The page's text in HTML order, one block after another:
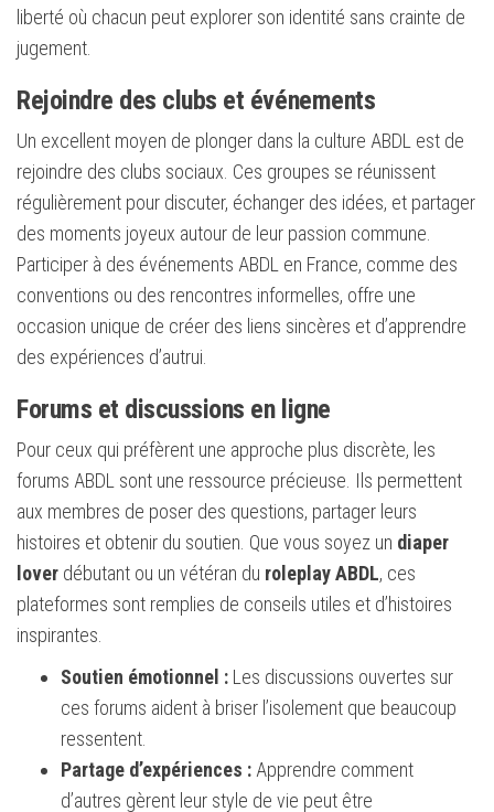
liberté où chacun peut explorer son identité sans crainte de
jugement.
Rejoindre des clubs et événements
Un excellent moyen de plonger dans la culture ABDL est de
rejoindre des clubs sociaux. Ces groupes se réunissent
régulièrement pour discuter, échanger des idées, et partager
des moments joyeux autour de leur passion commune.
Participer à des événements ABDL en France, comme des
conventions ou des rencontres informelles, offre une
occasion unique de créer des liens sincères et d’apprendre
des expériences d’autrui.
Forums et discussions en ligne
Pour ceux qui préfèrent une approche plus discrète, les
forums ABDL sont une ressource précieuse. Ils permettent
aux membres de poser des questions, partager leurs
histoires et obtenir du soutien. Que vous soyez un diaper
lover débutant ou un vétéran du roleplay ABDL, ces
plateformes sont remplies de conseils utiles et d’histoires
inspirantes.
Soutien émotionnel : Les discussions ouvertes sur
ces forums aident à briser l’isolement que beaucoup
ressentent.
Partage d’expériences : Apprendre comment
d’autres gèrent leur style de vie peut être